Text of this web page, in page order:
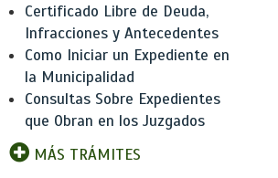
Certificado Libre de Deuda,
Infracciones y Antecedentes
Como Iniciar un Expediente en
la Municipalidad
Consultas Sobre Expedientes
que Obran en los Juzgados
MÁS TRÁMITES